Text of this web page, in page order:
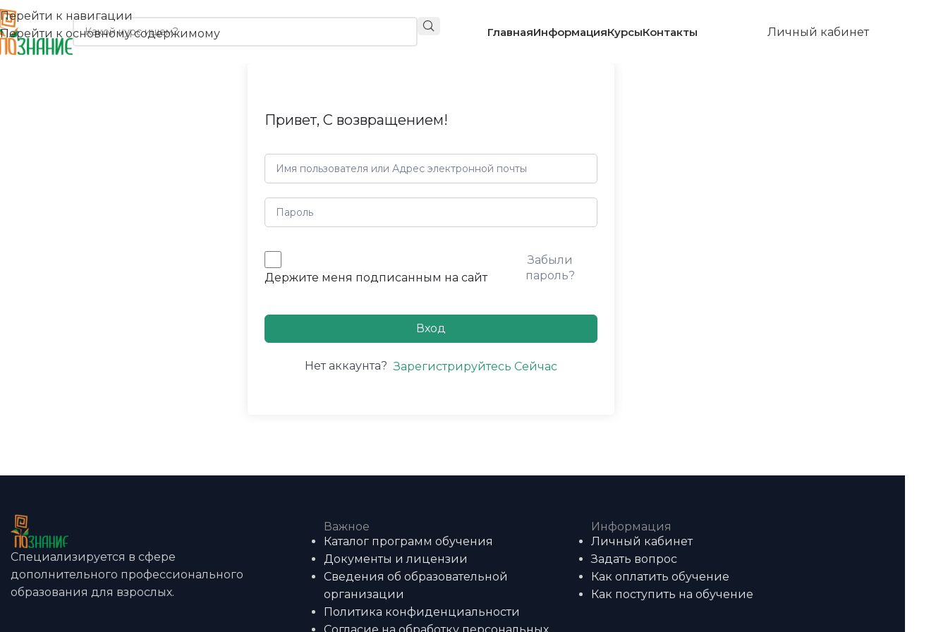
Перейти к навигации
Перейти к основному содержимому
ГлавнаяИнформацияКурсыКонтакты Личный кабинет
Привет, С возвращением!
Держите меня подписанным на сайт
Забыли
пароль?
Вход
Нет аккаунта? Зарегистрируйтесь Сейчас
Специализируется в сфере
дополнительного профессионального
образования для взрослых.
Важное
Каталог программ обучения
Документы и лицензии
Сведения об образовательной
организации
Политика конфиденциальности
Информация
Личный кабинет
Задать вопрос
Как оплатить обучение
Как поступить на обучение